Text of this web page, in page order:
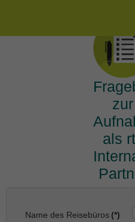
zur
als
Name des Reisebüros (*)